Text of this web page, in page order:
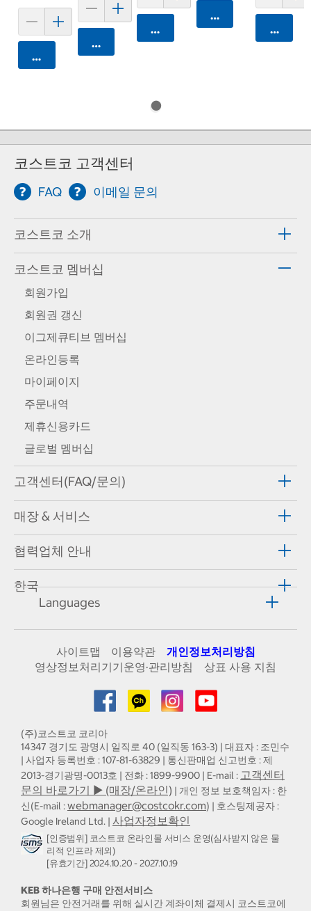
카트에 담기
카트에 담기
카트에 담기
카트에 담기
카트에
코스트코 고객센터
FAQ 이메일 문의
코스트코 소개
코스트코 멤버십
회원가입
회원권 갱신
이그제큐티브 멤버십
온라인등록
마이페이지
주문내역
제휴신용카드
글로벌 멤버십
고객센터(FAQ/문의)
매장 & 서비스
협력업체 안내
한국
Languages
사이트맵 이용약관
개인정보처리방침
영상정보처리기기운영·관리방침
상표 사용 지침
(주)코스트코 코리아
14347 경기도 광명시 일직로 40 (일직동 163-3) | 대표자 : 조민수
| 사업자 등록번호 : 107-81-63829 | 통신판매업 신고번호 : 제
2013-경기광명-0013호 | 전화 : 1899-9900 | E-mail : 고객센터
문의 바로가기 ▶ (매장/온라인) | 개인 정보 보호책임자 : 한
신(E-mail :webmanager@costcokr.com) | 호스팅제공자 :
Google Ireland Ltd. | 사업자정보확인
[인증범위] 코스트코 온라인몰 서비스 운영(심사받지 않은 물
리적 인프라 제외)
[유효기간] 2024.10.20 - 2027.10.19
KEB 하나은행 구매 안전서비스
회원님은 안전거래를 위해 실시간 계좌이체 결제시 코스트코에